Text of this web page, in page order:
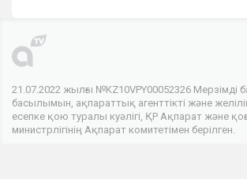
21.07.2022 жылғы №KZ10VPY00052326 Мерзімді
басылымын, ақпараттық агенттікті және
есепке қою туралы куәлігі, ҚР Ақпарат және
министрлігінің Ақпарат комитетімен берілген.